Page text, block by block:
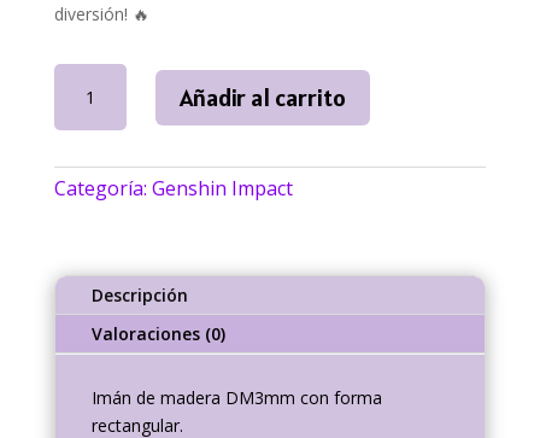
diversión! 🔥
Tao
Impact
cantidad
Añadir al carrito
Categoría: Genshin Impact
Descripción
Valoraciones (0)
Imán de madera DM3mm con forma
rectangular.